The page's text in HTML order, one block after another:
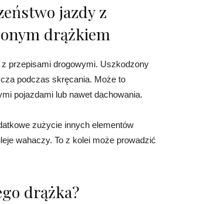
jazdy z
drążkiem
przepisami drogowymi. Uszkodzony
podczas skręcania. Może to
pojazdami lub nawet dachowania.
zużycie innych elementów
wahaczy. To z kolei może prowadzić
drążka?